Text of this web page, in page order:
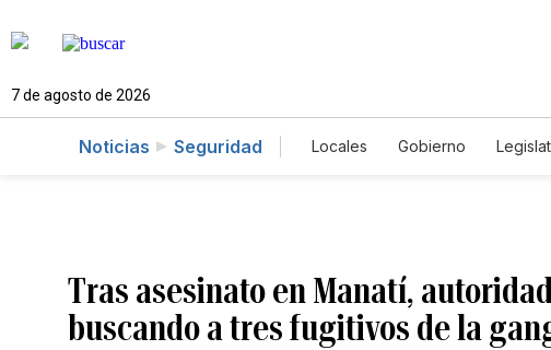
7 de agosto de 2026
Noticias Seguridad Locales Gobierno
Tras asesinato en Manatí,
buscando a tres fugitivos de la